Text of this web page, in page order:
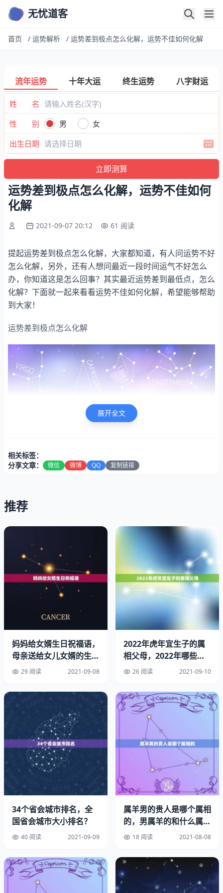
无忧道客
首页 / 运势解析 / 运势差到极点怎么化解，运势不佳如何化解
流年运势 十年大运 终生运势 八字财运
姓 名
性 别
男
女
出生日期
运势差到极点怎么化解，运势不佳如何
化解
2021-09-07 20:12 61 阅读
提起运势差到极点怎么化解，大家都知道，有人问运势不好
怎么化解，另外，还有人想问最近一段时间运气不好怎么
办，你知道这是怎么回事？其实最近运势差到最低点，怎么
化解？下面就一起来看看运势不佳如何化解，希望能够帮助
到大家！
运势差到极点怎么化解
多结交贵人
贵人一般气场和运势都比较好，多与贵人一起工作和生活。
你的气场和运势也会逐渐变好，他们身上有一股天生而来的
正气和运势，正所谓近朱者赤近墨者黑，这样可以帮助你转
运。
保房的采光
书房的采光好，也是可以给人带去好的学业发展的。一个人
惕一下，自己可能遇到什么方面的问题，又该如何从多方面
多角度来沟通解决好一些事情，都是尤为必要的方面。家中
祸事不断像被诅。
阳台不宜面对道路直冲
如果楼宇正处于街角路口，道路直冲阳台的话，就像猛兽迎
面直冲而来，是风水中大凶的格局，主家中破财。直冲的路
的生命磁场，对家居氛围产生影响，非常不利于住户的健
康。
利用风水宝物
展开全文
相关标签：
分享文章：
微信 微博 QQ 复制链接
推荐
妈妈给女婿生日祝福语，
母亲送给女儿女婿的生日
祝福29 阅读 2021-09-08
2022年虎年宜生子的属
相父母，2022年哪些生
肖不适合生孩子
26 阅读 2021-09-10
34个省会城市排名，全
国省会城市大小排名？
40 阅读 2021-09-09
属羊男的贵人是哪个属相
的，男属羊的和什么属相
最配18 阅读 2021-08-08